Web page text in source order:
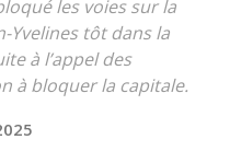
les voies sur la
Yvelines tôt dans la
à l’appel des
à bloquer la capitale.